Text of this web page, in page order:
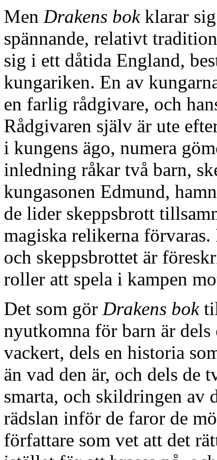
Men Drakens bokklarar sig
spännande, relativt
sig i ett dåtida England,
kungariken. En av
en farlig rådgivare, och
Rådgivaren själv är ute
i kungens ägo, numera
inledning råkar två barn,
kungasonen Edmund,
de lider skeppsbrott
magiska relikerna
och skeppsbrottet är
roller att spela i kampen
Det som gör Drakens bok
nyutkomna för barn är dels
vackert, dels en historia
än vad den är, och dels de
smarta, och skildringen av
rädslan inför de faror de
författare som vet att det